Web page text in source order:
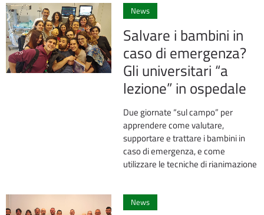
News
Salvare i bambini in
caso di emergenza?
Gli universitari “a
lezione” in ospedale
Due giornate “sul campo” per
apprendere come valutare,
supportare e trattare i bambini in
caso di emergenza, e come
utilizzare le tecniche di rianimazione
News